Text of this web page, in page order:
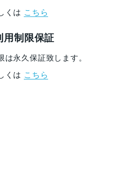
くは こちら
用制限保証
は永久保証致します。
くは こちら